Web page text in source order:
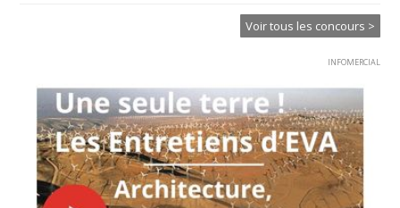
Voir tous les concours >
INFOMERCIAL